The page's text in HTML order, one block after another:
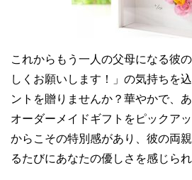
これからもう一人の父母になる彼
しくお願いします！」の気持ちを
ントを贈りませんか？華やかで、
オーダーメイドギフトをピックア
からこその特別感があり、彼の両
るたびにあなたの優しさを感じられ